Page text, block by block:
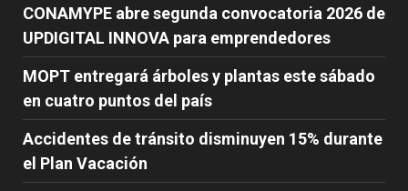
CONAMYPE abre segunda convocatoria 2026 de
UPDIGITAL INNOVA para emprendedores
MOPT entregará árboles y plantas este sábado
en cuatro puntos del país
Accidentes de tránsito disminuyen 15% durante
el Plan Vacación